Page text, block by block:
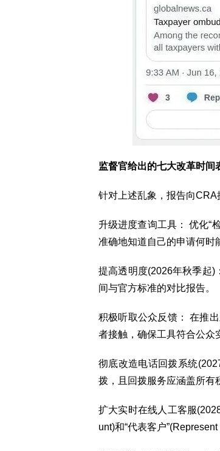
监督官给出的七大改革时间
针对上述乱象，报告向CRA
升级进度查询工具： 优化“
准确地知道自己的申请何时
提高透明度(2026年秋季起)
间与官方标准的对比报告。
积极听取公众反馈： 在推
者接触，确保工具符合公众
彻底改造电话回拨系统
拨，且回拨服务应涵盖所有
扩大实时在线人工客服
unt)和“代表客户